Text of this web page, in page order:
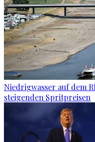
Niedrigwasser auf dem
steigenden Spritpreisen